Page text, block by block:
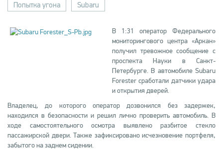
Попытка угона Subaru
В 1:31 оператор Федерального
мониторингового центра «Аркан»
получил тревожное сообщение с
проспекта Науки в Санкт-
Петербурге. В автомобиле Subaru
Forester сработали датчики удара
и открытия дверей.
Владелец, до которого оператор дозвонился без задержек,
находился в безопасности и решил лично проверить автомобиль. В
ходе самостоятельного осмотра выявлено разбитое стекло
пассажирской двери. Также зафиксировано исчезновение портфеля,
забытого на заднем сидении.